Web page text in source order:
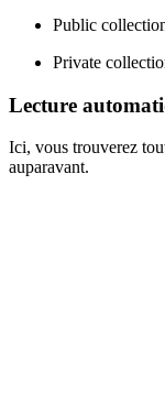
Public
Private
Lecture
Ici, vous trouverez
auparavant.